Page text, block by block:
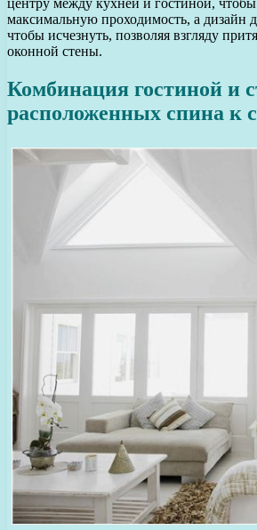
максимальную проходимость, а дизайн
чтобы исчезнуть, позволяя взгляду
оконной стены.
Комбинация гостиной и
расположенных спина к